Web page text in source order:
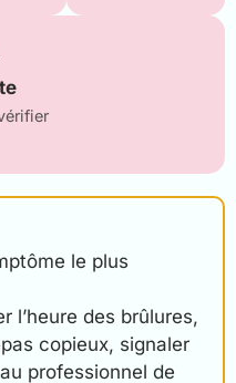
le plus
l’heure des brûlures,
copieux, signaler
professionnel de